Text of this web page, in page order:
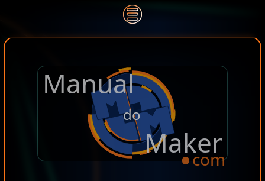
Manual
do
Maker
.com